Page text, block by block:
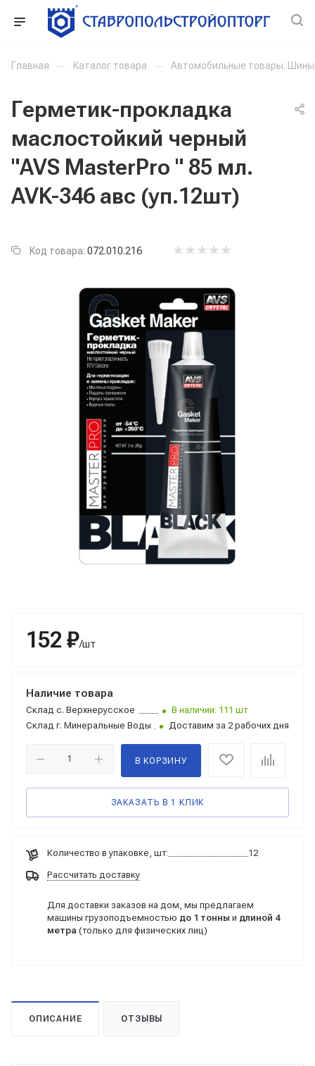
Главная — Каталог товара — Автомобильные товары. Шины
Герметик-прокладка
маслостойкий черный
"AVS MasterPro " 85 мл.
AVK-346 авс (уп.12шт)
Код товара: 072.010.216
152 ₽/шт
Наличие товара
Склад с. Верхнерусское
В наличии: 111 шт
Склад г. Минеральные Воды Доставим за 2 рабочих дня
В КОРЗИНУ
ЗАКАЗАТЬ В 1 КЛИК
Количество в упаковке, шт: 12
Рассчитать доставку
Для доставки заказов на дом, мы предлагаем
машины грузоподъемностью до 1 тонны и длиной 4
метра (только для физических лиц)
ОПИСАНИЕ ОТЗЫВЫ